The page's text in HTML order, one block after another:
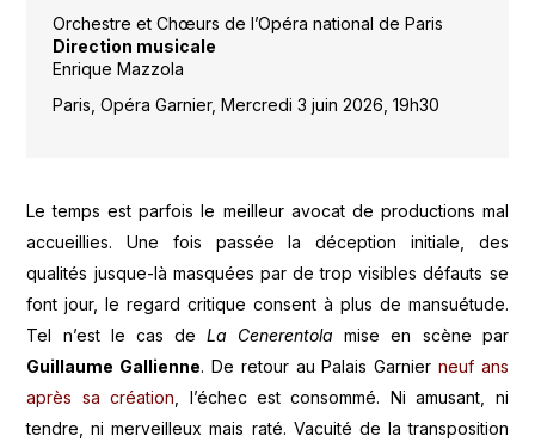
Orchestre et Chœurs de l’Opéra national de Paris
Direction musicale
Enrique Mazzola
Paris, Opéra Garnier, Mercredi 3 juin 2026, 19h30
Le temps est parfois le meilleur avocat de productions mal
accueillies. Une fois passée la déception initiale, des
qualités jusque-là masquées par de trop visibles défauts se
font jour, le regard critique consent à plus de mansuétude.
Tel n’est le cas de La Cenerentola mise en scène par
Guillaume Gallienne. De retour au Palais Garnier neuf ans
après sa création, l’échec est consommé. Ni amusant, ni
tendre, ni merveilleux mais raté. Vacuité de la transposition